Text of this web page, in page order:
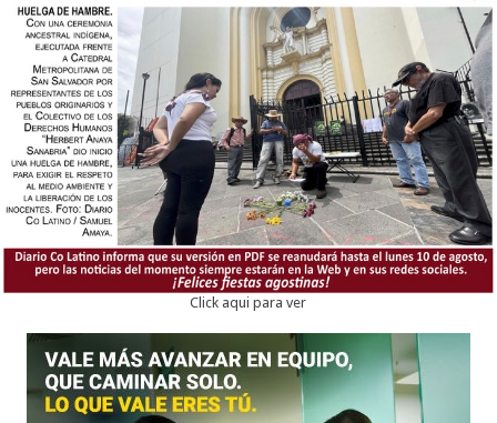
Click aqui para ver